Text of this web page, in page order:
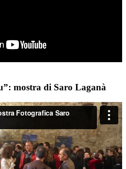
mostra di Saro Laganà